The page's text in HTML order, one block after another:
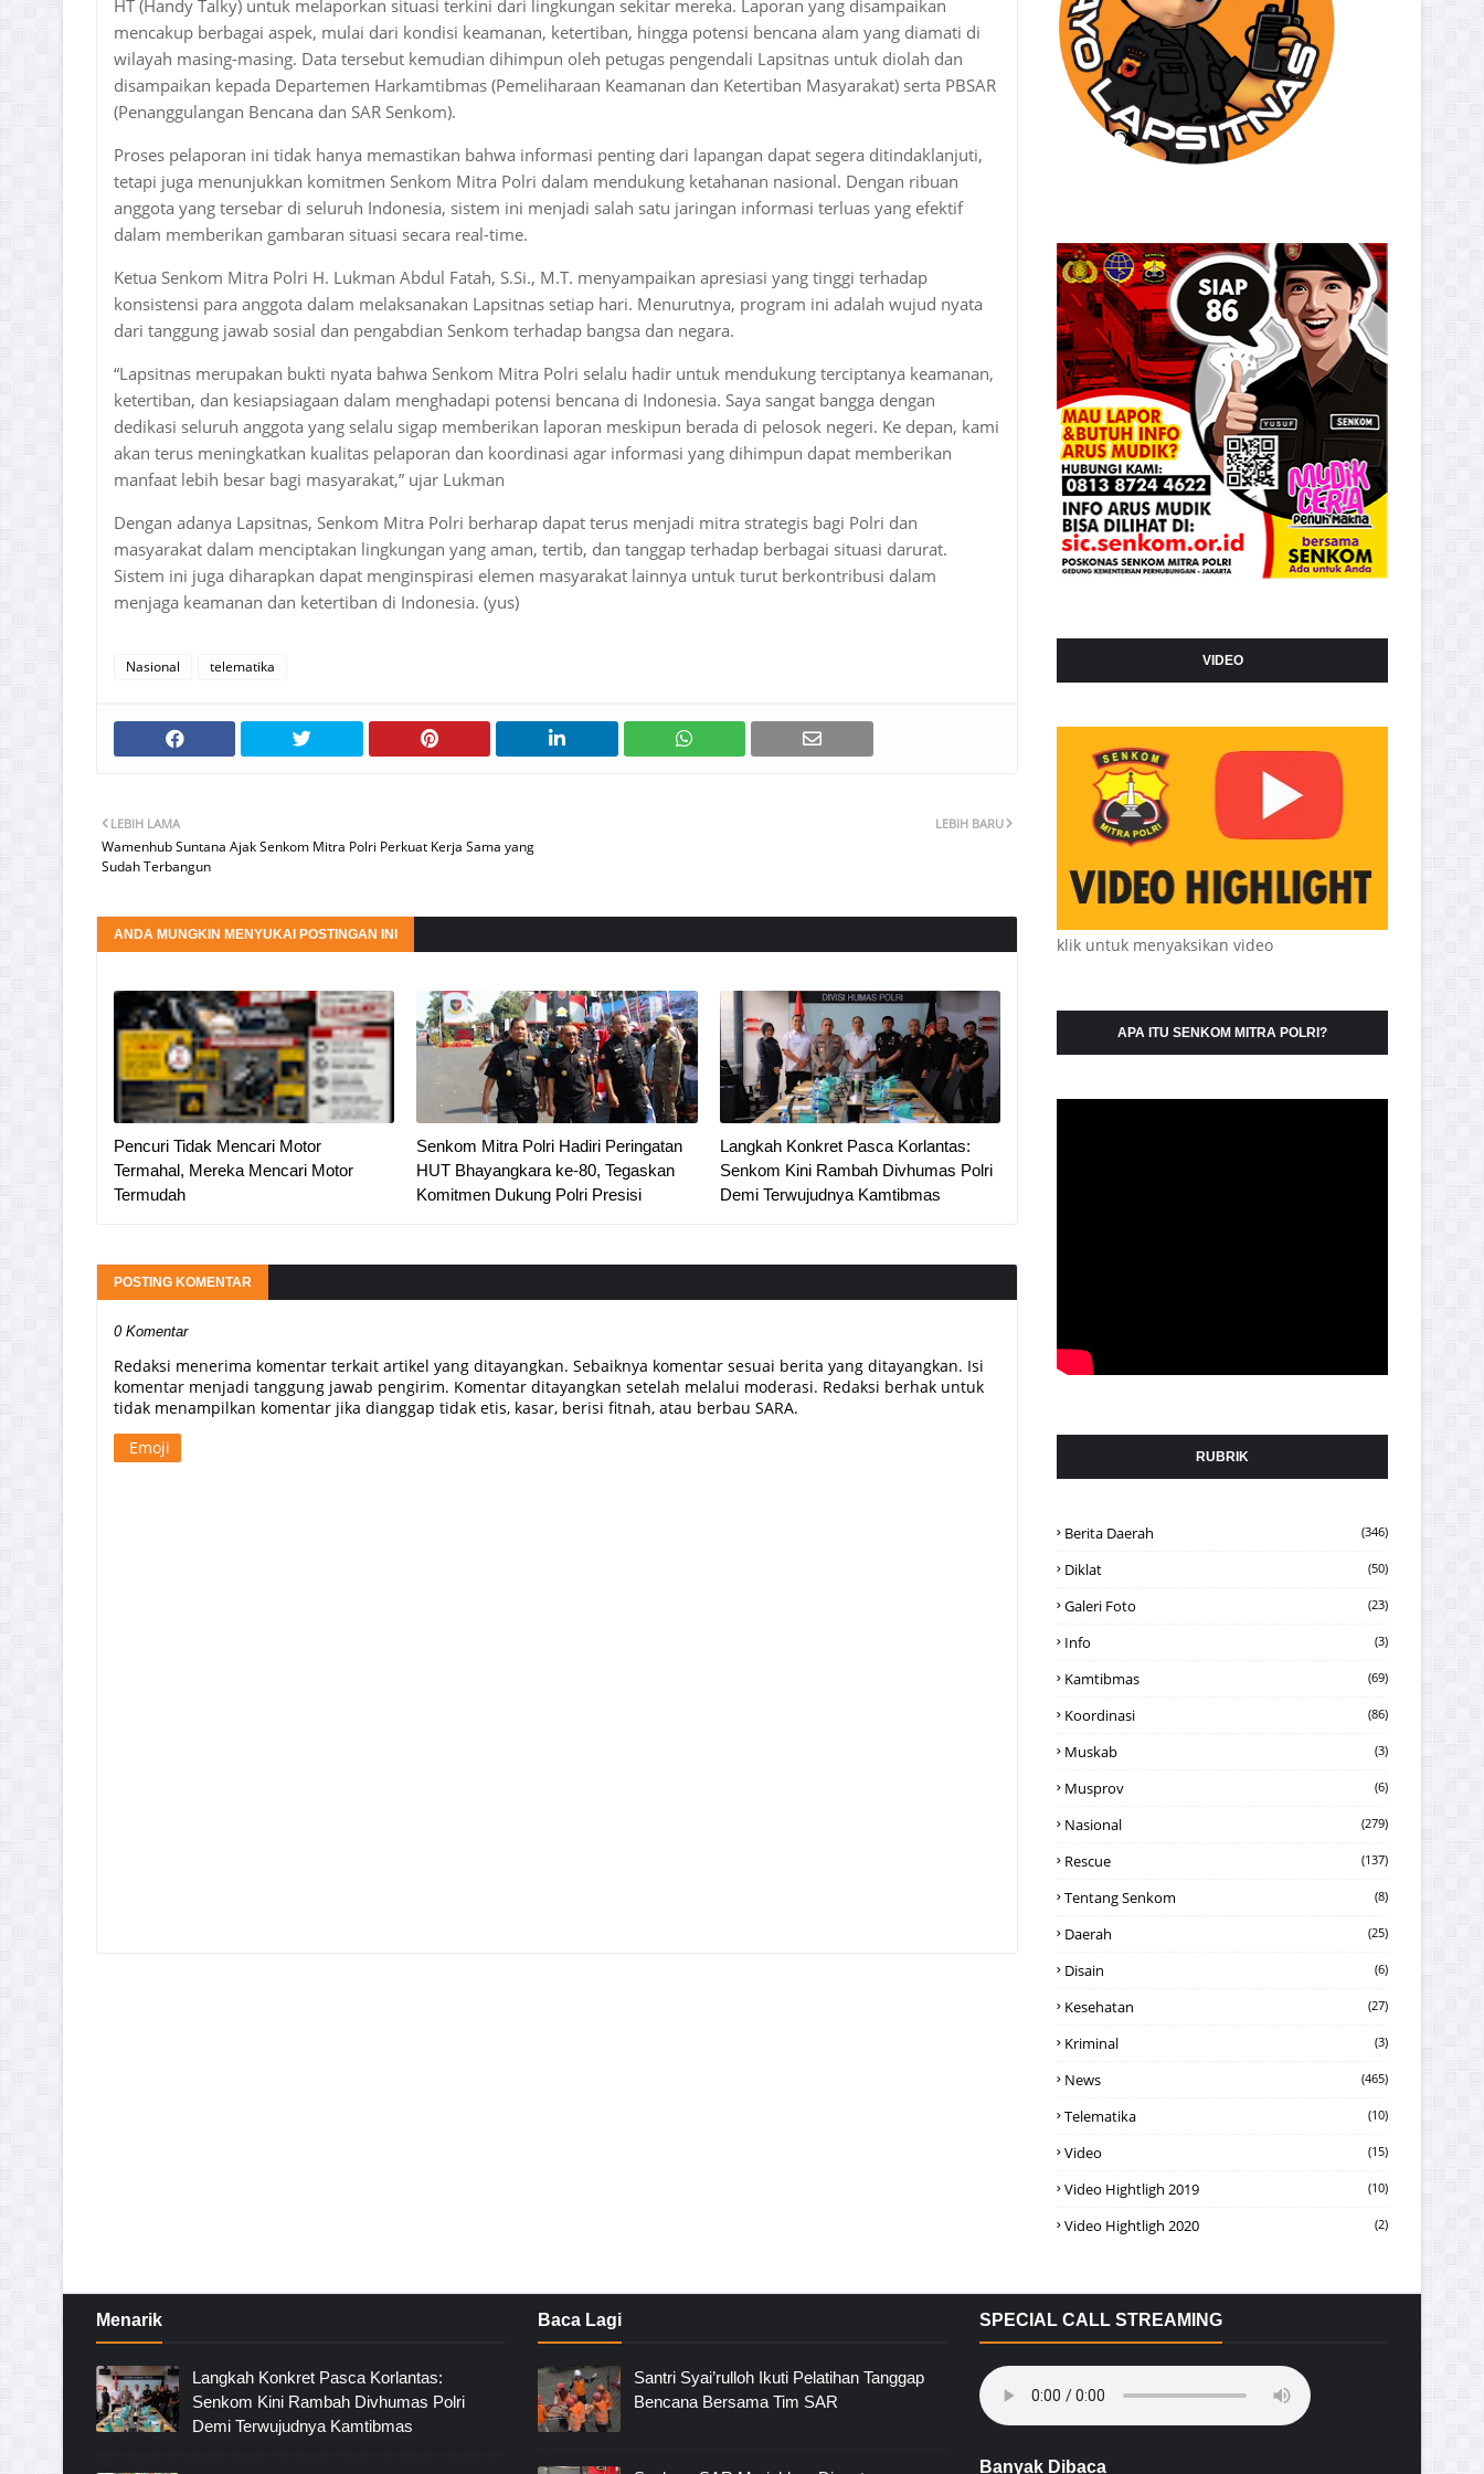
HT (Handy Talky) untuk melaporkan situasi terkini dari lingkungan sekitar mereka. Laporan yang disampaikan
mencakup berbagai aspek, mulai dari kondisi keamanan, ketertiban, hingga potensi bencana alam yang diamati di
wilayah masing-masing. Data tersebut kemudian dihimpun oleh petugas pengendali Lapsitnas untuk diolah dan
disampaikan kepada Departemen Harkamtibmas (Pemeliharaan Keamanan dan Ketertiban Masyarakat) serta PBSAR
(Penanggulangan Bencana dan SAR Senkom).
Proses pelaporan ini tidak hanya memastikan bahwa informasi penting dari lapangan dapat segera ditindaklanjuti,
tetapi juga menunjukkan komitmen Senkom Mitra Polri dalam mendukung ketahanan nasional. Dengan ribuan
anggota yang tersebar di seluruh Indonesia, sistem ini menjadi salah satu jaringan informasi terluas yang efektif
dalam memberikan gambaran situasi secara real-time.
Ketua Senkom Mitra Polri H. Lukman Abdul Fatah, S.Si., M.T. menyampaikan apresiasi yang tinggi terhadap
konsistensi para anggota dalam melaksanakan Lapsitnas setiap hari. Menurutnya, program ini adalah wujud nyata
dari tanggung jawab sosial dan pengabdian Senkom terhadap bangsa dan negara.
“Lapsitnas merupakan bukti nyata bahwa Senkom Mitra Polri selalu hadir untuk mendukung terciptanya keamanan,
ketertiban, dan kesiapsiagaan dalam menghadapi potensi bencana di Indonesia. Saya sangat bangga dengan
dedikasi seluruh anggota yang selalu sigap memberikan laporan meskipun berada di pelosok negeri. Ke depan, kami
akan terus meningkatkan kualitas pelaporan dan koordinasi agar informasi yang dihimpun dapat memberikan
manfaat lebih besar bagi masyarakat,” ujar Lukman
Dengan adanya Lapsitnas, Senkom Mitra Polri berharap dapat terus menjadi mitra strategis bagi Polri dan
masyarakat dalam menciptakan lingkungan yang aman, tertib, dan tanggap terhadap berbagai situasi darurat.
Sistem ini juga diharapkan dapat menginspirasi elemen masyarakat lainnya untuk turut berkontribusi dalam
menjaga keamanan dan ketertiban di Indonesia. (yus)
Nasional telematika
LEBIH BARU
LEBIH LAMA
Wamenhub Suntana Ajak Senkom Mitra Polri Perkuat Kerja Sama yang
Sudah Terbangun
ANDA MUNGKIN MENYUKAI POSTINGAN INI
Pencuri Tidak Mencari Motor
Termahal, Mereka Mencari Motor
Termudah
Senkom Mitra Polri Hadiri Peringatan
HUT Bhayangkara ke-80, Tegaskan
Komitmen Dukung Polri Presisi
Langkah Konkret Pasca Korlantas:
Senkom Kini Rambah Divhumas Polri
Demi Terwujudnya Kamtibmas
POSTING KOMENTAR
0 Komentar
Redaksi menerima komentar terkait artikel yang ditayangkan. Sebaiknya komentar sesuai berita yang ditayangkan. Isi
komentar menjadi tanggung jawab pengirim. Komentar ditayangkan setelah melalui moderasi. Redaksi berhak untuk
tidak menampilkan komentar jika dianggap tidak etis, kasar, berisi fitnah, atau berbau SARA.
Emoji
VIDEO
klik untuk menyaksikan video
APA ITU SENKOM MITRA POLRI?
RUBRIK
Berita Daerah (346)
Diklat (50)
Galeri Foto (23)
Info (3)
Kamtibmas (69)
Koordinasi (86)
Muskab (3)
Musprov (6)
Nasional (279)
Rescue (137)
Tentang Senkom (8)
Daerah (25)
Disain (6)
Kesehatan (27)
Kriminal (3)
News (465)
Telematika (10)
Video (15)
Video Hightligh 2019 (10)
Video Hightligh 2020 (2)
Menarik
Langkah Konkret Pasca Korlantas:
Senkom Kini Rambah Divhumas Polri
Demi Terwujudnya Kamtibmas
Baca Lagi
Santri Syai’rulloh Ikuti Pelatihan Tanggap
Bencana Bersama Tim SAR
SPECIAL CALL STREAMING
Banyak Dibaca